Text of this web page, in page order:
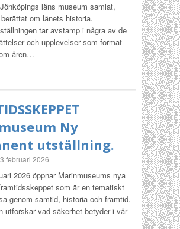
läns museum samlat,
om länets historia.
tar avstamp i några av de
och upplevelser som format
åren…
Ny
utställning.
3 februari 2026
2026 öppnar Marinmuseums nya
som är en tematiskt
genom samtid, historia och framtid.
utforskar vad säkerhet betyder i vår